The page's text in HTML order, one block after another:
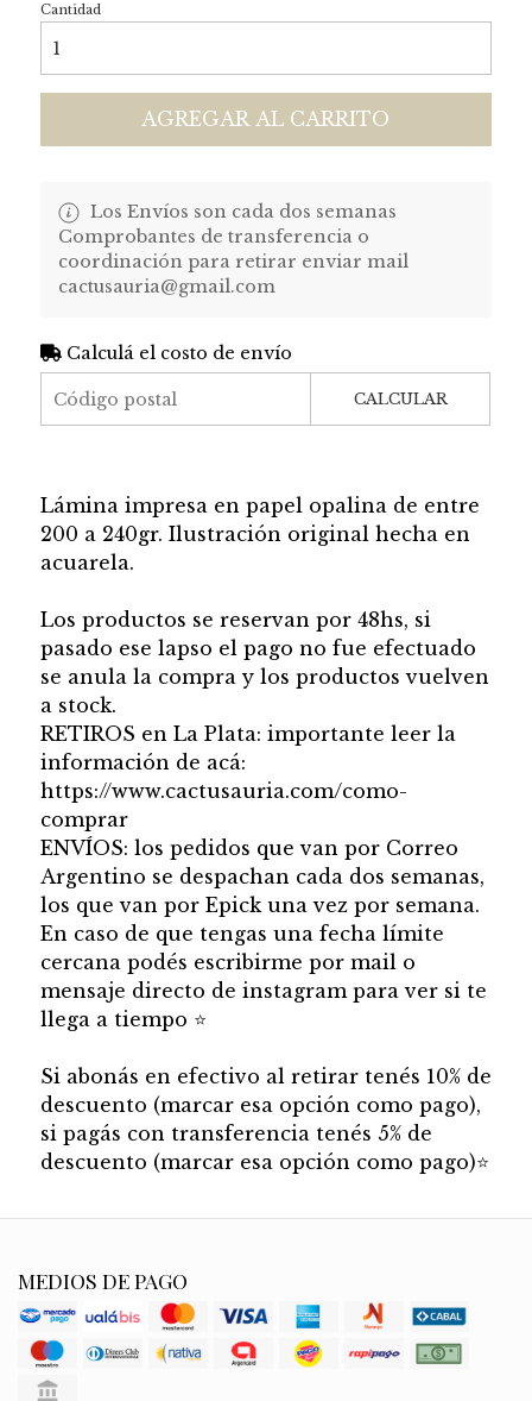
Cantidad
AGREGAR AL CARRITO
Los Envíos son cada dos semanas
Comprobantes de transferencia o
coordinación para retirar enviar mail
cactusauria@gmail.com
Calculá el costo de envío
CALCULAR
Lámina impresa en papel opalina de entre
200 a 240gr. Ilustración original hecha en
acuarela.
Los productos se reservan por 48hs, si
pasado ese lapso el pago no fue efectuado
se anula la compra y los productos vuelven
a stock.
RETIROS en La Plata: importante leer la
información de acá:
https://www.cactusauria.com/como-
comprar
ENVÍOS: los pedidos que van por Correo
Argentino se despachan cada dos semanas,
los que van por Epick una vez por semana.
En caso de que tengas una fecha límite
cercana podés escribirme por mail o
mensaje directo de instagram para ver si te
llega a tiempo ⭐
Si abonás en efectivo al retirar tenés 10% de
descuento (marcar esa opción como pago),
si pagás con transferencia tenés 5% de
descuento (marcar esa opción como pago)⭐
MEDIOS DE PAGO